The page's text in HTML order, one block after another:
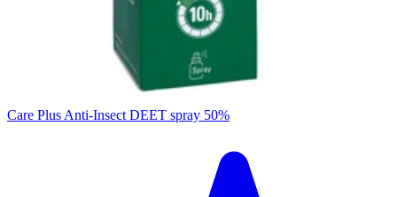
Care Plus Anti-Insect DEET spray 50%